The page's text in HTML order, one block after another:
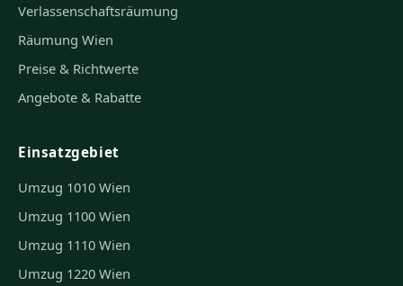
Verlassenschaftsräumung
Räumung Wien
Preise & Richtwerte
Angebote & Rabatte
Einsatzgebiet
Umzug 1010 Wien
Umzug 1100 Wien
Umzug 1110 Wien
Umzug 1220 Wien